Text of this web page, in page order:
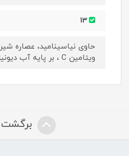
حاوی نیاسینامید، عصاره
ویتامین C ، بر پایه آب دیونیزه و...
برگشت